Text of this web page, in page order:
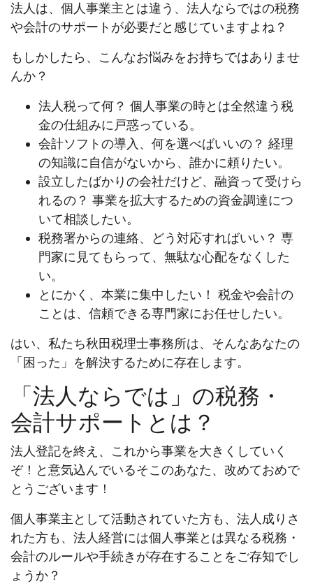
法人は、個人事業主とは違う、法人ならではの税務
や会計のサポートが必要だと感じていますよね？
もしかしたら、こんなお悩みをお持ちではありませ
んか？
法人税って何？ 個人事業の時とは全然違う税
金の仕組みに戸惑っている。
会計ソフトの導入、何を選べばいいの？ 経理
の知識に自信がないから、誰かに頼りたい。
設立したばかりの会社だけど、融資って受けら
れるの？ 事業を拡大するための資金調達につ
いて相談したい。
税務署からの連絡、どう対応すればいい？ 専
門家に見てもらって、無駄な心配をなくした
い。
とにかく、本業に集中したい！ 税金や会計の
ことは、信頼できる専門家にお任せしたい。
はい、私たち秋田税理士事務所は、そんなあなたの
「困った」を解決するために存在します。
「法人ならでは」の税務・
会計サポートとは？
法人登記を終え、これから事業を大きくしていく
ぞ！と意気込んでいるそこのあなた、改めておめで
とうございます！
個人事業主として活動されていた方も、法人成りさ
れた方も、法人経営には個人事業とは異なる税務・
会計のルールや手続きが存在することをご存知でし
ょうか？